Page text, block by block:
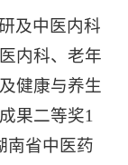
及中医内科
内科、老年
健康与养生
果二等奖1
南省中医药